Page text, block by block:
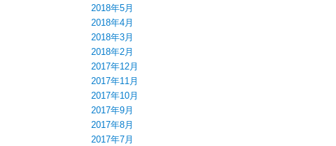
2018年5月
2018年4月
2018年3月
2018年2月
2017年12月
2017年11月
2017年10月
2017年9月
2017年8月
2017年7月